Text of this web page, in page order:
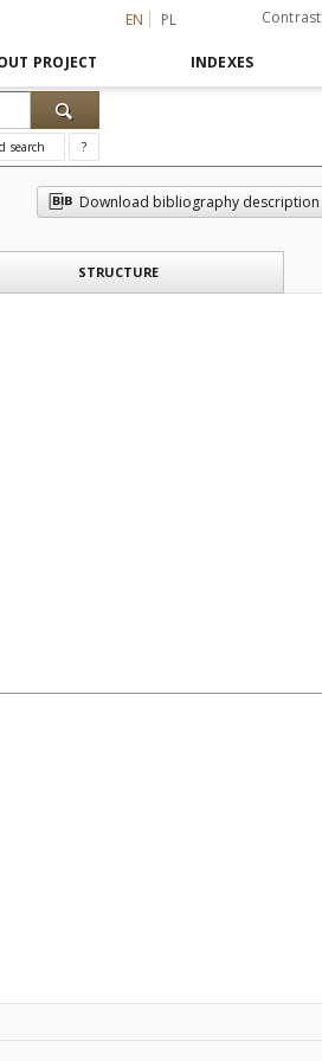
EN PL Contrast
PROJECT INDEXES
search ?
Download bibliography description
STRUCTURE